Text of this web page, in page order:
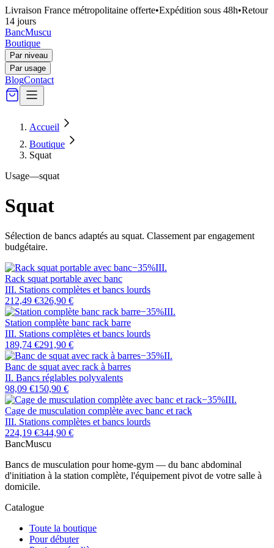
Livraison France métropolitaine offerte•Expédition sous 48h•Retour
14 jours
BancMuscu
Boutique
Par niveau
Par usage
BlogContact
Accueil
Boutique
Squat
Usage—squat
Squat
Sélection de bancs adaptés au squat. Classement par engagement
budgétaire.
−35%III.
Rack squat portable avec banc
III. Stations complètes et bancs lourds
212,49 €326,90 €
−35%III.
Station complète banc rack barre
III. Stations complètes et bancs lourds
189,74 €291,90 €
−35%II.
Banc de squat avec rack à barres
II. Bancs réglables polyvalents
98,09 €150,90 €
−35%III.
Cage de musculation complète avec banc et rack
III. Stations complètes et bancs lourds
224,19 €344,90 €
BancMuscu
Bancs de musculation pour home-gym — du banc abdominal
d'initiation à la station complète, l'équipement pivot de votre salle à
domicile.
Catalogue
Toute la boutique
Pour débuter